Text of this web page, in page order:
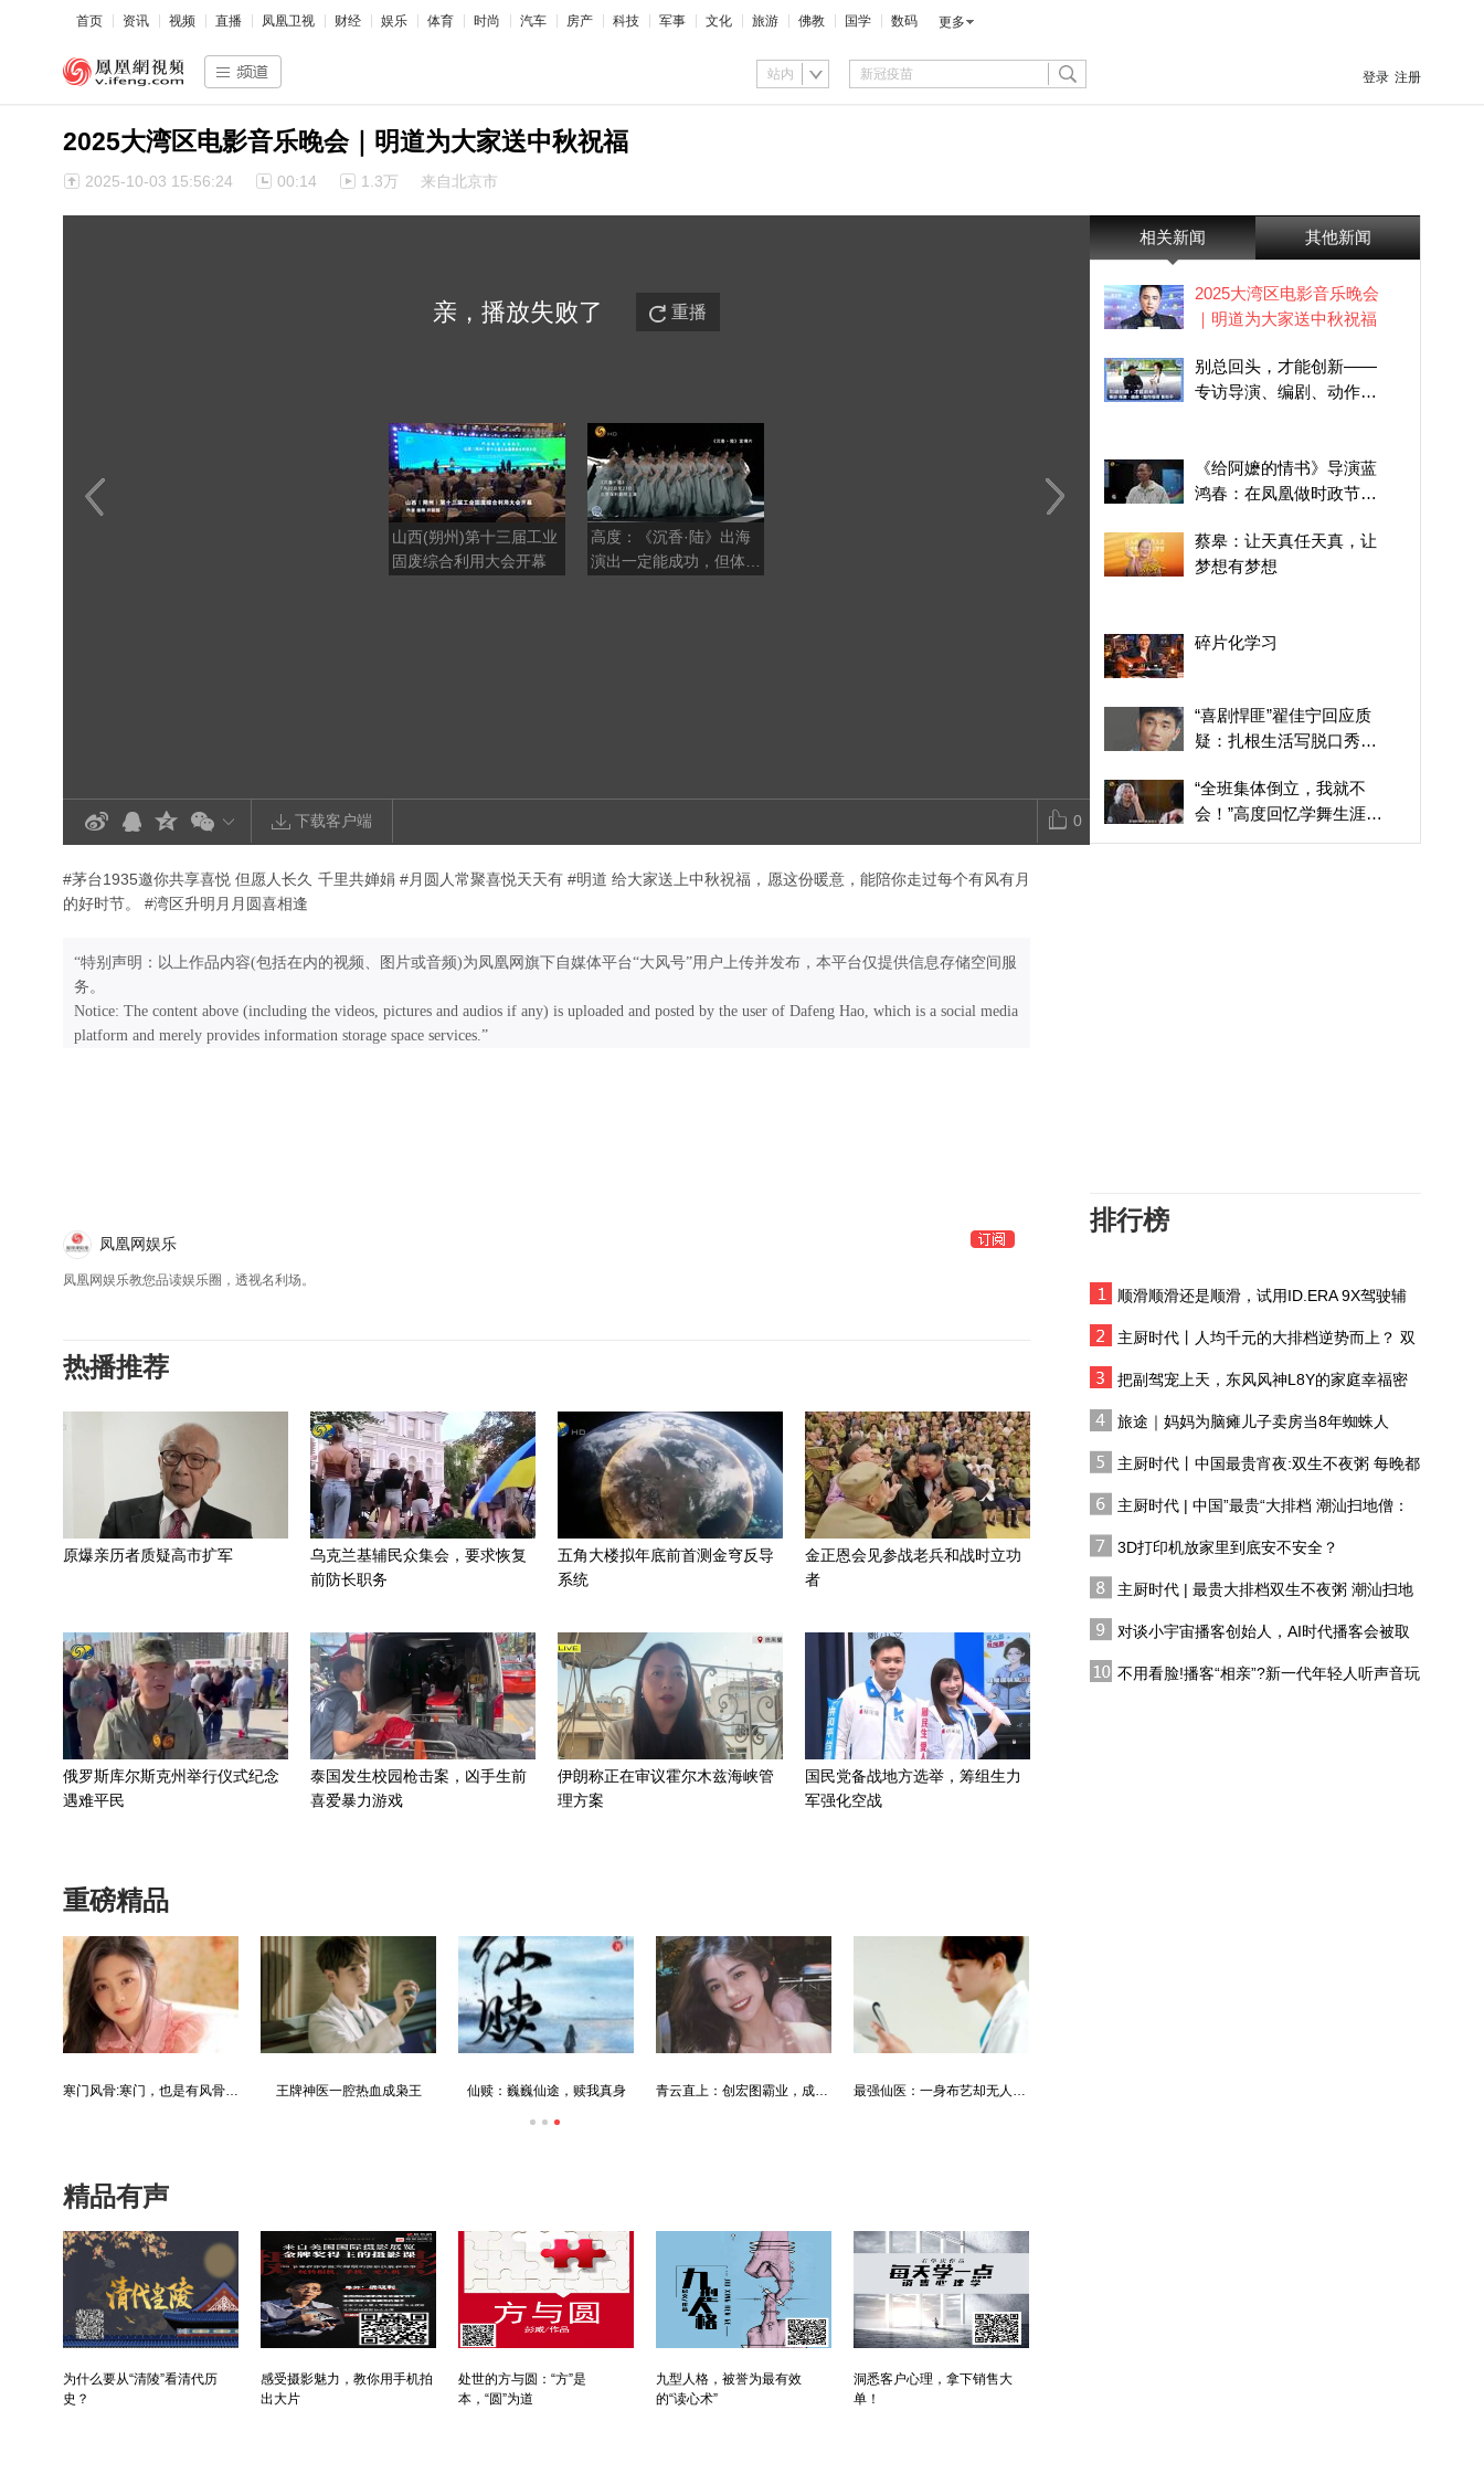
首页 资讯 视频 直播 凤凰卫视 财经 娱乐 体育 时尚 汽车 房产 科技 军事 文化 旅游 佛教 国学 数码 更多
站内 登录 注册
2025大湾区电影音乐晚会｜明道为大家送中秋祝福
2025-10-03 15:56:24 00:14 1.3万 来自北京市
亲，播放失败了 重播
山西(朔州)第十三届工业
固废综合利用大会开幕
高度：《沉香·陆》出海
演出一定能成功，但体量
林永健在节目中谈职业：
我最大的梦想就是做一名
调研侨批、走访海外潮
人，蓝鸿春谈《给阿嬷的
下载客户端 0
相关新闻 其他新闻
2025大湾区电影音乐晚会
｜明道为大家送中秋祝福
别总回头，才能创新——
专访导演、编剧、动作指
《给阿嬷的情书》导演蓝
鸿春：在凤凰做时政节
巨大
蔡皋：让天真任天真，让
梦想有梦想
碎片化学习
“喜剧悍匪”翟佳宁回应质
疑：扎根生活写脱口秀，
“全班集体倒立，我就不
会！”高度回忆学舞生涯，
曾被打击得落泪
回顾：牛犇要求严格，王
立马出言纠正
在戛纳电影节上涂裸色口
回应
蹈老师廖智：我经历过死
亡，现在要为生者而活
从影数十年创造许多经典
角色，何赛飞拿到金鸡奖
演员林永健在节目中谈演
杨丽萍：舞蹈是与生俱来
#茅台1935邀你共享喜悦 但愿人长久 千里共婵娟 #月圆人常聚喜悦天天有 #明道 给大家送上中秋祝福，愿这份暖意，能陪你走过每个有风有月
的好时节。 #湾区升明月月圆喜相逢
“特别声明：以上作品内容(包括在内的视频、图片或音频)为凤凰网旗下自媒体平台“大风号”用户上传并发布，本平台仅提供信息存储空间服
务。
Notice: The content above (including the videos, pictures and audios if any) is uploaded and posted by the user of Dafeng Hao, which is a social media
platform and merely provides information storage space services.”
凤凰网娱乐
凤凰网娱乐教您品读娱乐圈，透视名利场。
热播推荐
原爆亲历者质疑高市扩军
乌克兰基辅民众集会，要求恢复
前防长职务
五角大楼拟年底前首测金穹反导
系统
金正恩会见参战老兵和战时立功
者
俄罗斯库尔斯克州举行仪式纪念
遇难平民
泰国发生校园枪击案，凶手生前
喜爱暴力游戏
伊朗称正在审议霍尔木兹海峡管
理方案
国民党备战地方选举，筹组生力
军强化空战
重磅精品
寒门风骨:寒门，也是有风骨的！ 王牌神医一腔热血成枭王 仙赎：巍巍仙途，赎我真身 青云直上：创宏图霸业，成人生赢家 最强仙医：一身布艺却无人不识
精品有声
为什么要从“清陵”看清代历
史？
感受摄影魅力，教你用手机拍
出大片
处世的方与圆：“方”是
本，“圆”为道
九型人格，被誉为最有效
的“读心术”
洞悉客户心理，拿下销售大
单！
排行榜
顺滑顺滑还是顺滑，试用ID.ERA 9X驾驶辅
主厨时代丨人均千元的大排档逆势而上？ 双
把副驾宠上天，东风风神L8Y的家庭幸福密
旅途｜妈妈为脑瘫儿子卖房当8年蜘蛛人
主厨时代丨中国最贵宵夜:双生不夜粥 每晚都
主厨时代 | 中国”最贵“大排档 潮汕扫地僧：
3D打印机放家里到底安不安全？
主厨时代 | 最贵大排档双生不夜粥 潮汕扫地
对谈小宇宙播客创始人，AI时代播客会被取
不用看脸!播客“相亲”?新一代年轻人听声音玩